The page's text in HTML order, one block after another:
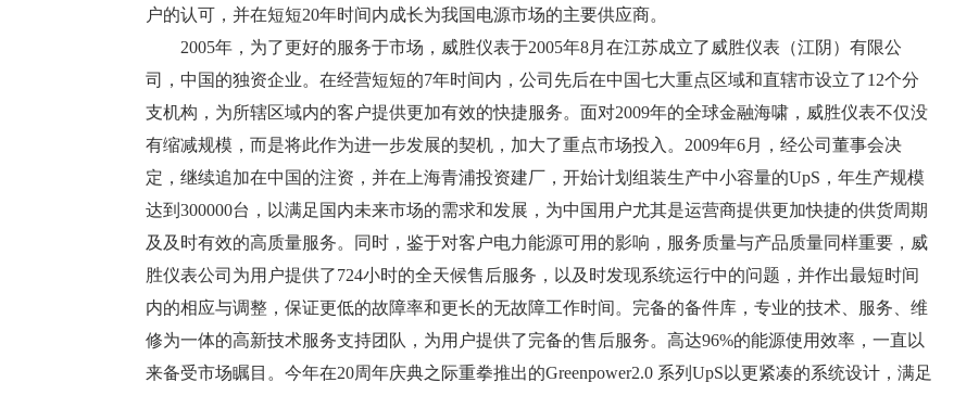
户的认可，并在短短20年时间内成长为我国电源市场的主要供应商。
2005年，为了更好的服务于市场，威胜仪表于2005年8月在江苏成立了威胜仪表（江阴）有限公
司，中国的独资企业。在经营短短的7年时间内，公司先后在中国七大重点区域和直辖市设立了12个分
支机构，为所辖区域内的客户提供更加有效的快捷服务。面对2009年的全球金融海啸，威胜仪表不仅没
有缩减规模，而是将此作为进一步发展的契机，加大了重点市场投入。2009年6月，经公司董事会决
定，继续追加在中国的注资，并在上海青浦投资建厂，开始计划组装生产中小容量的UpS，年生产规模
达到300000台，以满足国内未来市场的需求和发展，为中国用户尤其是运营商提供更加快捷的供货周期
及及时有效的高质量服务。同时，鉴于对客户电力能源可用的影响，服务质量与产品质量同样重要，威
胜仪表公司为用户提供了724小时的全天候售后服务，以及时发现系统运行中的问题，并作出最短时间
内的相应与调整，保证更低的故障率和更长的无故障工作时间。完备的备件库，专业的技术、服务、维
修为一体的高新技术服务支持团队，为用户提供了完备的售后服务。高达96%的能源使用效率，一直以
来备受市场瞩目。今年在20周年庆典之际重拳推出的Greenpower2.0 系列UpS以更紧凑的系统设计，满足